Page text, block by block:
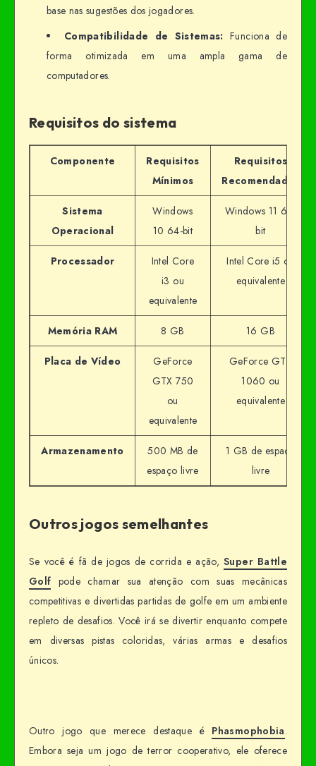
base nas sugestões dos jogadores.
Compatibilidade de Sistemas: Funciona de
forma otimizada em uma ampla gama de
computadores.
Requisitos do sistema
Componente
Requisitos
Mínimos
Requisitos
Recomendados
Sistema
Operacional
Windows
10 64-bit
Windows 11 64-
bit
Processador
Intel Core
i3 ou
equivalente
Intel Core i5 ou
equivalente
Memória RAM 8 GB 16 GB
Placa de Vídeo
GeForce
GTX 750
ou
equivalente
GeForce GTX
1060 ou
equivalente
Armazenamento
500 MB de
espaço livre
1 GB de espaço
livre
Outros jogos semelhantes
Se você é fã de jogos de corrida e ação,Super Battle
Golf pode chamar sua atenção com suas mecânicas
competitivas e divertidas partidas de golfe em um ambiente
repleto de desafios. Você irá se divertir enquanto compete
em diversas pistas coloridas, várias armas e desafios
únicos.
Outro jogo que merece destaque é Phasmophobia.
Embora seja um jogo de terror cooperativo, ele oferece